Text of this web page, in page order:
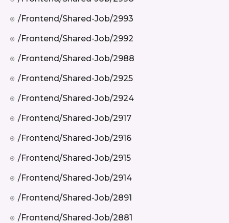
/frontend/shared-Job/2993
/frontend/shared-Job/2992
/frontend/shared-Job/2988
/frontend/shared-Job/2925
/frontend/shared-Job/2924
/frontend/shared-Job/2917
/frontend/shared-Job/2916
/frontend/shared-Job/2915
/frontend/shared-Job/2914
/frontend/shared-Job/2891
/frontend/shared-Job/2881